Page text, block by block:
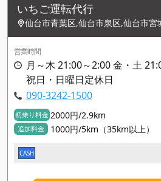
いちご運転代行
仙台市青葉区,仙台市泉区,仙台市宮
営業時間
月～木 21:00～2:00 金・土
祝日・日曜日定休日
090-3242-1500
初乗り料金 2000円/2.9km
追加料金 1000円/5km（35km以上）
CASH